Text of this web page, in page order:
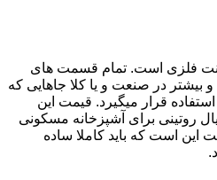
فلزی است. تمام قسمت های
بیشتر در صنعت و یا کلا جاهایی که
قرار میگیرد. قیمت این
روتینی برای آشپزخانه مسکونی
این است که باید کاملا ساده